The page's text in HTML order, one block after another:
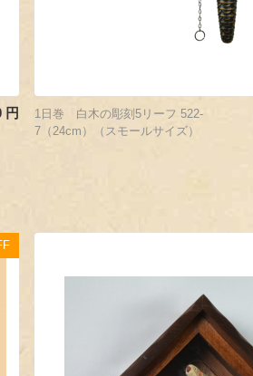
円
1日巻 白木の彫刻5リーフ 522-
7（24cm）（スモールサイズ）